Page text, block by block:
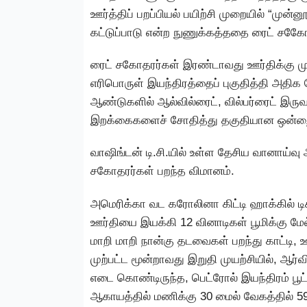
ஊர்த்திப் பறப்பியல் பயிற்சி முறையில்
கட்டுப்பாடு என்ற நுணுக்கத்ததை ரைட்
ரைட் சகோதரர்கள் இரண்டாவது ஊர்திக்கு
எரிபொருள் இயந்திரத்தைப் புகுதித்தி
ஆண்டுகளில் ஆல்வில்ரைட், வில்பர்ரைட்
இறக்கைகளைச் சோதித்து தகுதியான
வாஷிங்டன் டி.சி.யில் உள்ள தேசிய
சகோதரர்கள் பறந்த விமானம்.
அமெரிக்கா வட கரோலினா கிட்டி ஹாக்கில்
ஊர்தியை இயக்கி 12 வினாடிகள் பூமிக்கு
மாறி மாறி நான்கு தடவைகள் பறந்து காட்டி,
முற்பட்ட மூன்றாவது இறுதி முயற்சியில்,
எடை கொண்டிருந்த, பெட்ரோல் இயந்திரம்
ஆகாயத்தில் மணிக்கு 30 மைல் வேகத்தில் 59